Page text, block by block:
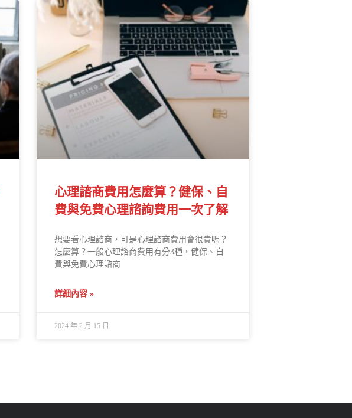
心理諮商費用怎麼算？健保、自
費與免費心理諮詢費用一次了解
想要看心理諮商，可是心理諮商費用會很貴嗎？
怎麼算？一般心理諮商費用有分3種，健保、自
費與免費心理諮商
詳細內容 »
2024 年 2 月 15 日